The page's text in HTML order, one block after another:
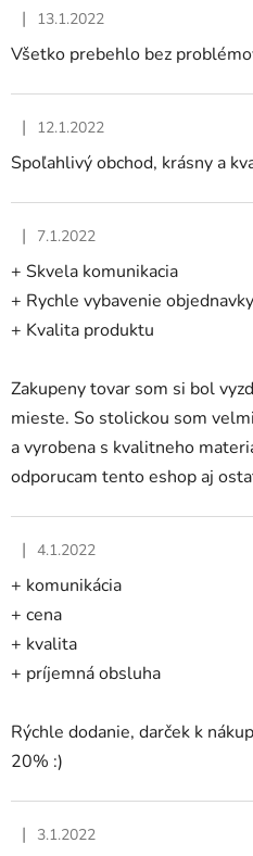
e
n
Hodnotenie obchodu je 5 z 5
| 13.1.2022
Všetko prebehlo bez
Hodnotenie obchodu je 5 z 5
| 12.1.2022
Spoľahlivý obchod, krásny a
Hodnotenie obchodu je 5 z 5
| 7.1.2022
+ Skvela komunikacia
+ Rychle vybavenie objednavky
+ Kvalita produktu
Zakupeny tovar som si bol
mieste. So stolickou som
a vyrobena s kvalitneho
odporucam tento eshop aj
Hodnotenie obchodu je 5 z 5
| 4.1.2022
+ komunikácia
+ cena
+ kvalita
+ príjemná obsluha
Rýchle dodanie, darček k
20% :)
Hodnotenie obchodu je 5 z 5
| 3.1.2022